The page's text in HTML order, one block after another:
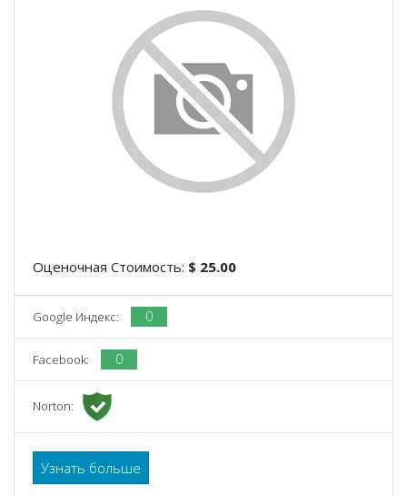
Оценочная Стоимость: $ 25.00
Google Индекс: 0
Facebook: 0
Norton:
Узнать больше